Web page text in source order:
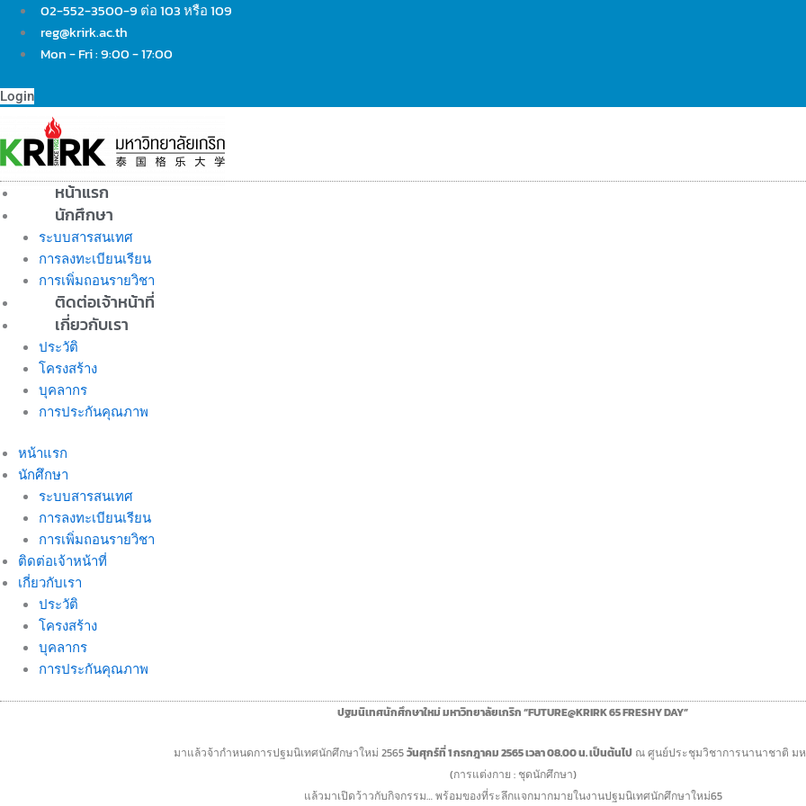
Skip
content
02-552-3500-9 ต่อ 103 หรือ 109
reg@krirk.ac.th
Mon - Fri : 9:00 - 17:00
Login
หน้าแรก
นักศึกษา
ระบบสารสนเทศ
การลงทะเบียนเรียน
การเพิ่มถอนรายวิชา
ติดต่อเจ้าหน้าที่
เกี่ยวกับเรา
ประวัติ
โครงสร้าง
บุคลากร
การประกันคุณภาพ
หน้าแรก
นักศึกษา
ระบบสารสนเทศ
การลงทะเบียนเรียน
การเพิ่มถอนรายวิชา
ติดต่อเจ้าหน้าที่
เกี่ยวกับเรา
ประวัติ
โครงสร้าง
บุคลากร
การประกันคุณภาพ
ปฐมนิเทศนักศึกษาใหม่ มหาวิทยาลัยเกริก “FUTURE@KRIRK 65 FRESHY DAY”
มาแล้วจ้ากำหนดการปฐมนิเทศนักศึกษาใหม่ 2565วันศุกร์ที่ 1 กรกฎาคม 2565 เวลา 08.00 น. เป็นต้นไป ณ ศูนย์ประชุมวิชาการนานาชาติ มห
(การแต่งกาย : ชุดนักศึกษา)
แล้วมาเปิดว้าวกับกิจกรรม… พร้อมของที่ระลึกแจกมากมายในงานปฐมนิเทศนักศึกษาใหม่65